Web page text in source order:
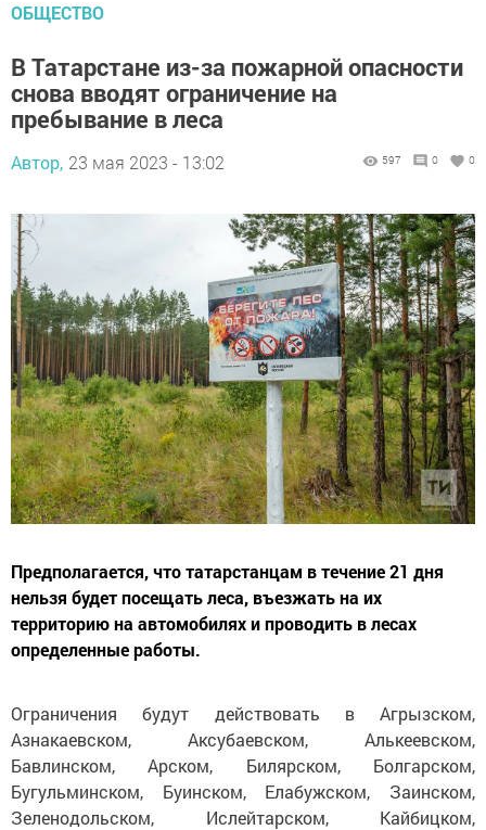
ОБЩЕСТВО
В Татарстане из-за пожарной опасности
снова вводят ограничение на
пребывание в леса
Автор, 23 мая 2023 - 13:02 597 0 0
Предполагается, что татарстанцам в течение 21 дня
нельзя будет посещать леса, въезжать на их
территорию на автомобилях и проводить в лесах
определенные работы.
Ограничения будут действовать в Агрызском,
Азнакаевском, Аксубаевском, Алькеевском,
Бавлинском, Арском, Билярском, Болгарском,
Бугульминском, Буинском, Елабужском, Заинском,
Зеленодольском, Ислейтарском, Кайбицком,